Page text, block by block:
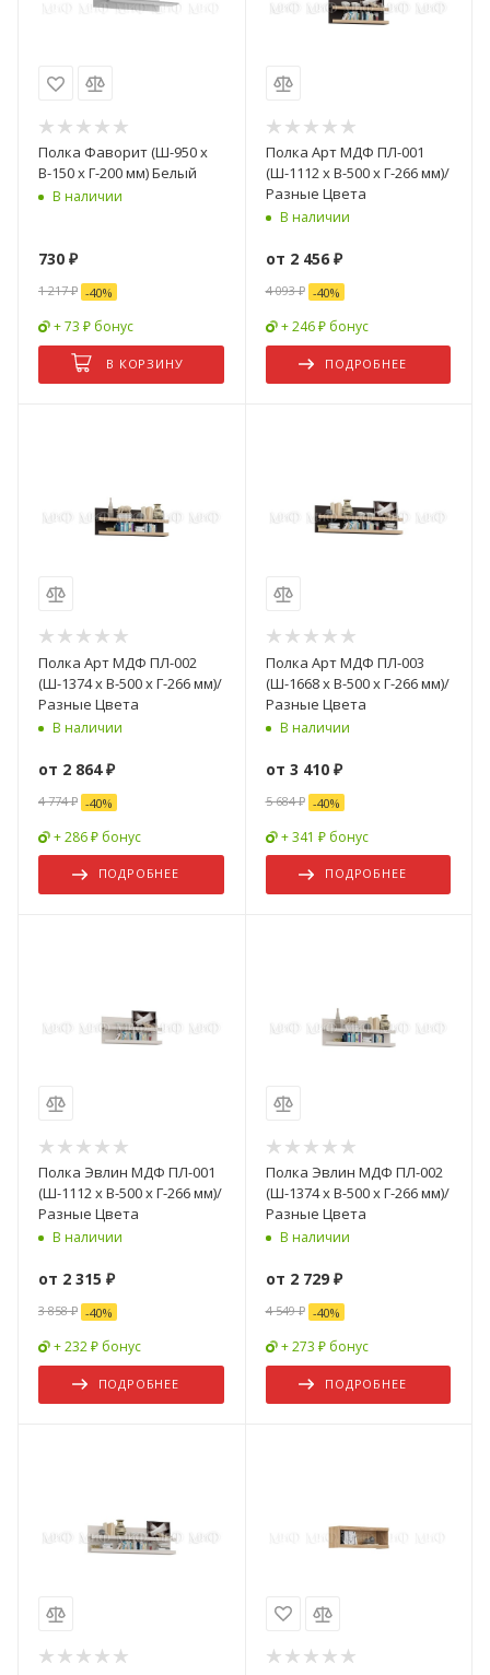
Полка Фаворит (Ш-950 x
В-150 x Г-200 мм) Белый
В наличии
730 ₽
1 217₽ -40%
+ 73 ₽ бонус
В КОРЗИНУ
Полка Арт МДФ ПЛ-001
(Ш-1112 x В-500 x Г-266 мм)/
Разные Цвета
В наличии
от 2 456 ₽
4 093 ₽ -40%
+ 246 ₽ бонус
ПОДРОБНЕЕ
Полка Арт МДФ ПЛ-002
(Ш-1374 x В-500 x Г-266 мм)/
Разные Цвета
В наличии
от 2 864 ₽
4 774 ₽ -40%
+ 286 ₽ бонус
ПОДРОБНЕЕ
Полка Арт МДФ ПЛ-003
(Ш-1668 x В-500 x Г-266 мм)/
Разные Цвета
В наличии
от 3 410 ₽
5 684 ₽ -40%
+ 341 ₽ бонус
ПОДРОБНЕЕ
Полка Эвлин МДФ ПЛ-001
(Ш-1112 x В-500 x Г-266 мм)/
Разные Цвета
В наличии
от 2 315 ₽
3 858 ₽ -40%
+ 232 ₽ бонус
ПОДРОБНЕЕ
Полка Эвлин МДФ ПЛ-002
(Ш-1374 x В-500 x Г-266 мм)/
Разные Цвета
В наличии
от 2 729 ₽
4 549 ₽ -40%
+ 273 ₽ бонус
ПОДРОБНЕЕ